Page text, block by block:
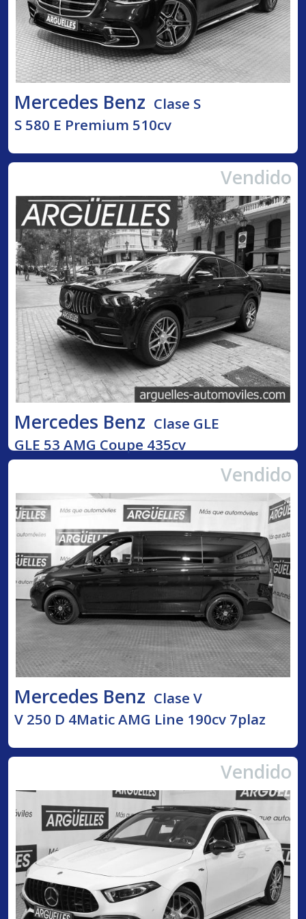
Mercedes Benz Clase S
S 580 E Premium 510cv
Vendido
Mercedes Benz Clase GLE
GLE 53 AMG Coupe 435cv
Vendido
Mercedes Benz Clase V
V 250 D 4Matic AMG Line 190cv 7plaz
Vendido